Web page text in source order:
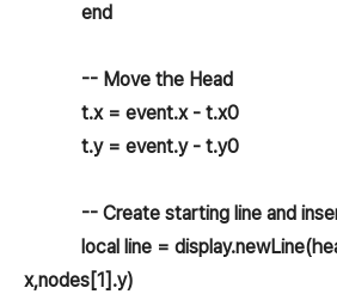
end
-- Move the Head
t.x = event.x - t.x0
t.y = event.y - t.y0
-- Create starting line and
local line =
x,nodes[1].y)